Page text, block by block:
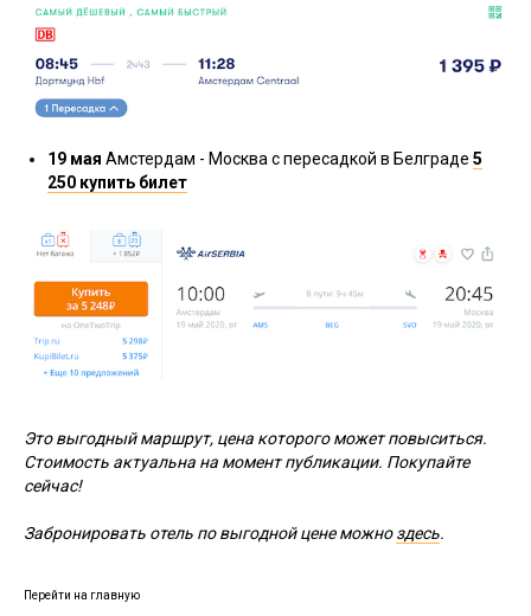
19 мая Амстердам - Москва с пересадкой в Белграде 5
250 купить билет
Это выгодный маршрут, цена которого может повыситься.
Стоимость актуальна на момент публикации. Покупайте
сейчас!
Забронировать отель по выгодной цене можноздесь.
Перейти на главную